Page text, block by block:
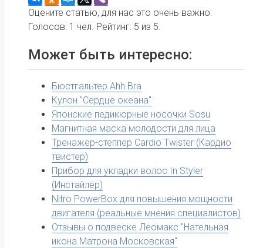
Оцените статью, для нас это очень важно:
Голосов: 1 чел. Рейтинг: 5 из 5.
Может быть интересно:
Бюстгальтер Ahh Bra
Кулон "Сердце океана"
Японские педикюрные носочки Sosu
Магнитная маска молодости для лица
Тренажер-степпер Cardio Twister (Кардио
твистер)
Прибор для укладки волос In Styler
(Инстайлер)
Nitro PowerBox для повышения мощности
двигателя (реальные мнения специалистов)
Отзывы о подвеске Леомакс "Нательная
икона Матрона Московская"